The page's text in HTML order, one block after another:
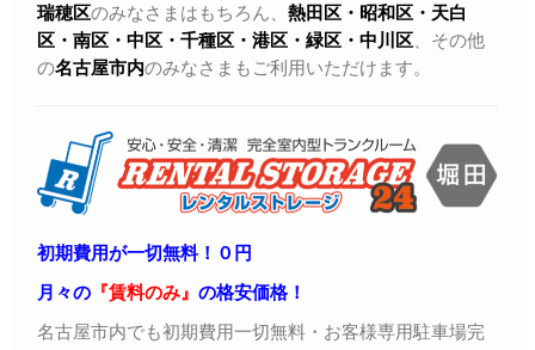
瑞穂区のみなさまはもちろん、 熱田区・昭和区・天白
区・ 南区・中区・千種区・港区・緑区・中川区 、その他
の名古屋市内のみなさまもご利用いただけます。
初期費用が一切無料！０円
月々の 『賃料のみ』 の格安価格！
名古屋市内でも初期費用一切無料・お客様専用駐車場完